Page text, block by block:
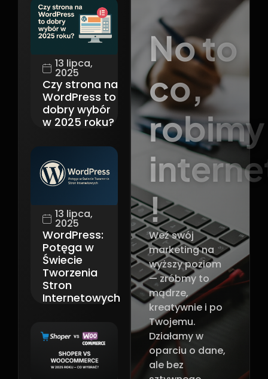
13 lipca,
2025
Czy strona na
WordPress to
dobry wybór
w 2025 roku?
13 lipca,
2025
WordPress:
Potęga w
Świecie
Tworzenia
Stron
Internetowych
No to
co,
robimy
!
Weź swój
marketing na
wyższy poziom
— zróbmy to
mądrze,
kreatywnie i po
Twojemu.
Działamy w
oparciu o dane,
ale bez